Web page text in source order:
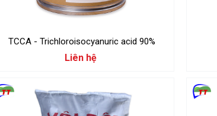
TCCA - Trichloroisocyanuric acid 90%
Liên hệ